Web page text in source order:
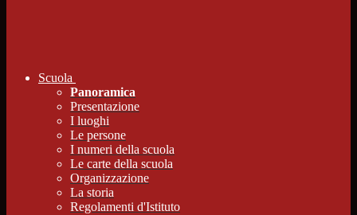
Scuola
Panoramica
Presentazione
I luoghi
Le persone
I numeri della scuola
Le carte della scuola
Organizzazione
La storia
Regolamenti d'Istituto